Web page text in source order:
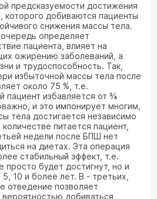
предсказуемости достижения
которого добиваются пациенты
снижения массы тела.
определяет
пациента, влияет на
ожирению заболеваний, а
и трудоспособность. Так,
избыточной массы тела после
около 75 %, т.е.
пациент избавляется от ¾
и это импонирует многим,
тела достигается независимо
питается пациент,
недели после БПШ нет
на диетах. Эта операция
стабильный эффект, т.е.
просто будет достигнут, но и
10 и более лет. В - третьих,
отведение позволяет
вероятностью добиваться